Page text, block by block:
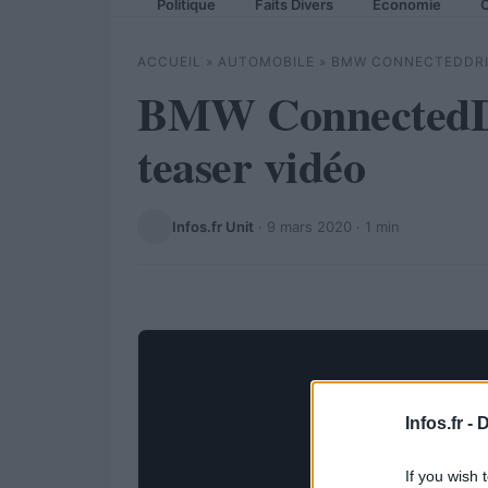
Infos.fr -
If you wish
Politique Faits Divers Economie
ACCUEIL » AUTOMOBILE » BMW
BMW
teaser vidéo
Infos.fr Unit · 9 mars 2020 · 1 min